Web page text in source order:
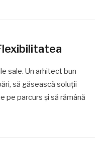
sale. Un arhitect bun
să găsească soluții
pe parcurs și să rămână